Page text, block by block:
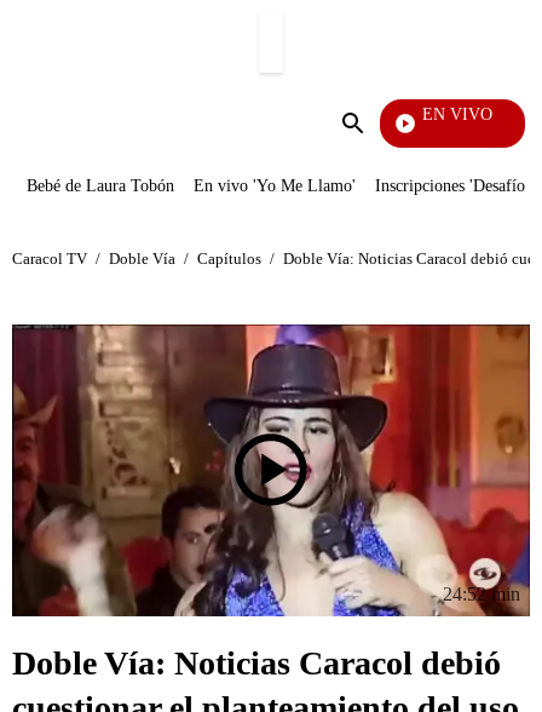
Enviar
EN VIVO
Bebé de Laura Tobón En vivo 'Yo Me Llamo' Inscripciones 'Desafío'
Caracol TV / Doble Vía / Capítulos / Doble Vía: Noticias Caracol debió
24:52 min
Doble Vía: Noticias Caracol debió